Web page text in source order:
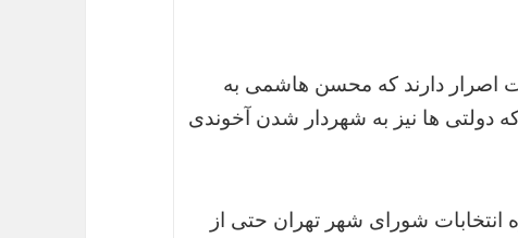
اصرار دارند که محسن هاشمی به
دولتی ها نیز به شهردار شدن آخوندی
انتخابات شورای شهر تهران حتی از